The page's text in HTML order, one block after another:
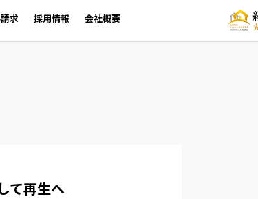
求 採用情報 会社概要
再生へ